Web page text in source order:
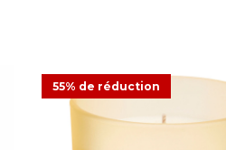
55% de réduction
Pot à bougie Refillable by
Coastal Amber & Shea
14,83 € 32,95 € Offre